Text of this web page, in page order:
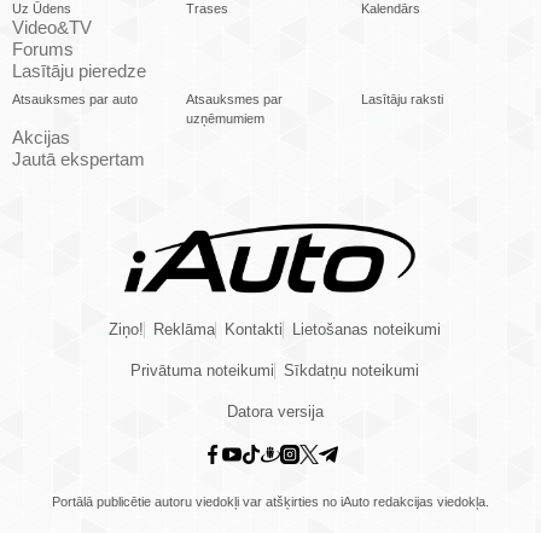
Uz Ūdens
Trases Kalendārs
Video&TV
Forums
Lasītāju pieredze
Atsauksmes par auto
Atsauksmes par
uzņēmumiem
Lasītāju raksti
Akcijas
Jautā ekspertam
Ziņo! Reklāma Kontakti Lietošanas noteikumi
Privātuma noteikumi Sīkdatņu noteikumi
Datora versija
Portālā publicētie autoru viedokļi var atšķirties no iAuto redakcijas viedokļa.